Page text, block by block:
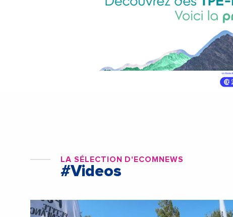
LA SÉLECTION D'ECOMNEWS
#Videos